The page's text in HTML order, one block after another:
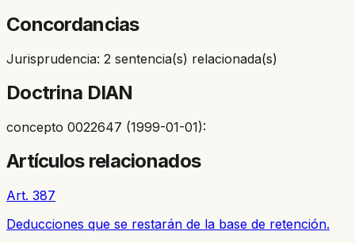
Concordancias
Jurisprudencia: 2 sentencia(s) relacionada(s)
Doctrina DIAN
concepto 0022647 (1999-01-01):
Artículos relacionados
Art. 387
Deducciones que se restarán de la base de retención.